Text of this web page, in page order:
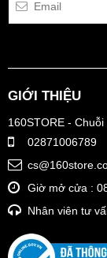
GIỚI THIỆU
160STORE -
02871006789
Giờ mở cửa :
Nhân viên tư